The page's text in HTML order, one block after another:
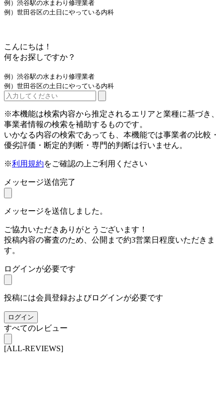
例）渋谷駅の水まわり修理業者
例）世田谷区の土日にやっている内科
こんにちは！
何をお探しですか？
例）渋谷駅の水まわり修理業者
例）世田谷区の土日にやっている内科
※本機能は検索内容から推定されるエリアと業種に基づき、
事業者情報の検索を補助するものです。
いかなる内容の検索であっても、本機能では事業者の比較・
優劣評価・断定的判断・専門的判断は行いません。
※利用規約をご確認の上ご利用ください
メッセージ送信完了
メッセージを送信しました。
ご協力いただきありがとうございます！
投稿内容の審査のため、公開まで約3営業日程度いただきま
す。
ログインが必要です
投稿には会員登録およびログインが必要です
ログイン
すべてのレビュー
[ALL-REVIEWS]